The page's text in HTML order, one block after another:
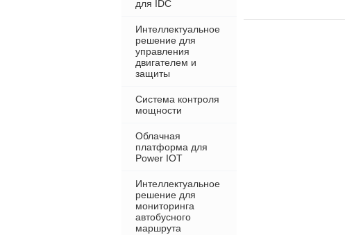
для IDC
Интеллектуальное
решение для
управления
двигателем и
защиты
Система контроля
мощности
Облачная
платформа для
Power IOT
Интеллектуальное
решение для
мониторинга
автобусного
маршрута